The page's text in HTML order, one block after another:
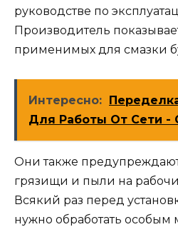
руководстве по
Производитель
применимых для смазки
Интересно:
Для Работы От Сети -
Они также
грязищи и пыли на
Всякий раз перед
нужно обработать особым